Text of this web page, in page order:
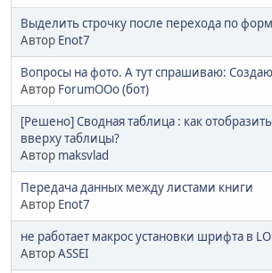
Выделить строчку после перехода по
Автор Enot7
Вопросы на фото. А тут спрашиваю:
Автор ForumOOo (бот)
[Решено] Сводная таблица : как
вверху таблицы?
Автор maksvlad
Передача данных между листами книги
Автор Enot7
не работает макрос установки шрифта в LO
АвторASSEI